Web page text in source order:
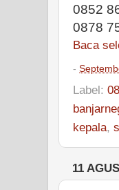
0852
0878
Baca
-
Label:
kepala,
11